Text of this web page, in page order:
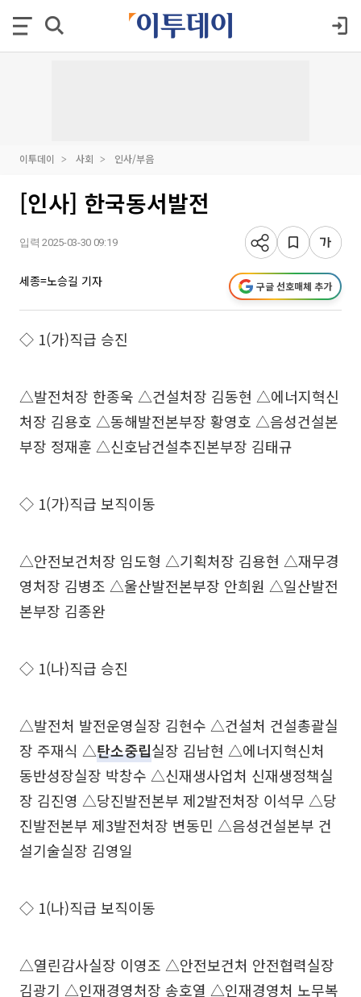
이투데이 사회 인사/부음
[인사] 한국동서발전
입력 2025-03-30 09:19
세종=노승길 기자 구글 선호매체 추가
◇ 1(가)직급 승진
△발전처장 한종욱 △건설처장 김동현 △에너지혁신
처장 김용호 △동해발전본부장 황영호 △음성건설본
부장 정재훈 △신호남건설추진본부장 김태규
◇ 1(가)직급 보직이동
△안전보건처장 임도형 △기획처장 김용현 △재무경
영처장 김병조 △울산발전본부장 안희원 △일산발전
본부장 김종완
◇ 1(나)직급 승진
△발전처 발전운영실장 김현수 △건설처 건설총괄실
장 주재식 △탄소중립실장 김남현 △에너지혁신처
동반성장실장 박창수 △신재생사업처 신재생정책실
장 김진영 △당진발전본부 제2발전처장 이석무 △당
진발전본부 제3발전처장 변동민 △음성건설본부 건
설기술실장 김영일
◇ 1(나)직급 보직이동
△열린감사실장 이영조 △안전보건처 안전협력실장
김광기 △인재경영처장 송호열 △인재경영처 노무복